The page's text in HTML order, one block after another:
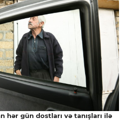
hər gün dostları və tanışları ilə